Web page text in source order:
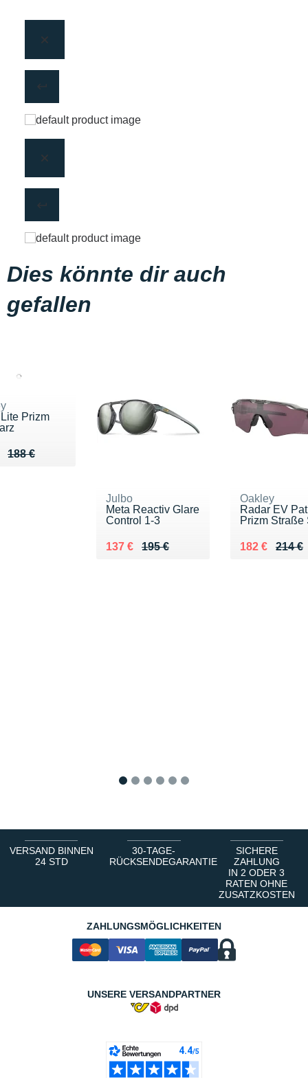
Dies könnte dir auch
gefallen
Prizm
188 €
de 188 €
144 €
Julbo
Meta Reactiv Glare
Control 1-3
195 €
Au lieu de 195 €
137 €
Vendu 137 €
Oakley
Radar EV
Prizm Straße
214 €
Au lieu de
182 €
Vendu 182 €
VERSAND BINNEN
24 STD
30-TAGE-
RÜCKSENDEGARANTIE
SICHERE
ZAHLUNG
IN 2 ODER 3
RATEN OHNE
ZUSATZKOSTEN
ZAHLUNGSMÖGLICHKEITEN
UNSERE VERSANDPARTNER